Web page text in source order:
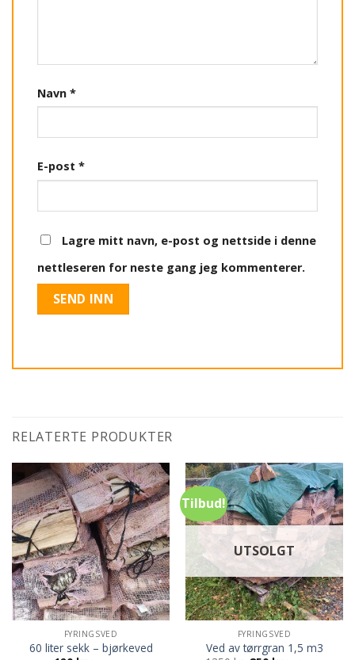
Navn *
E-post *
Lagre mitt navn, e-post og nettside i denne
nettleseren for neste gang jeg kommenterer.
RELATERTE PRODUKTER
FYRINGSVED
60 liter sekk – bjørkeved
Tilbud!
UTSOLGT
FYRINGSVED
Ved av tørrgran 1,5 m3